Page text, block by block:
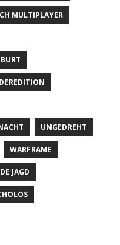
MULTIPLAYER
UNGEDREHT
WARFRAME
JAGD